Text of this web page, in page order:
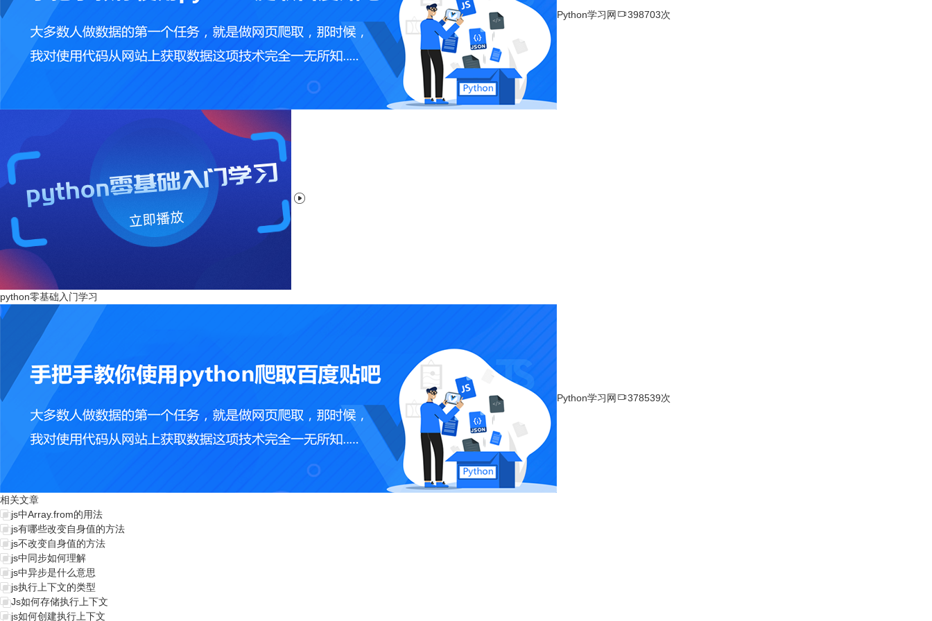
Python学习网 398703次

python零基础入门学习
Python学习网 378539次
相关文章
js中Array.from的用法
js有哪些改变自身值的方法
js不改变自身值的方法
js中同步如何理解
js中异步是什么意思
js执行上下文的类型
Js如何存储执行上下文
js如何创建执行上下文